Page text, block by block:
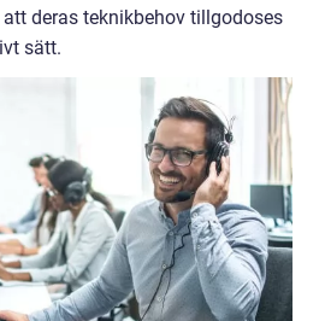
deras teknikbehov tillgodoses
sätt.